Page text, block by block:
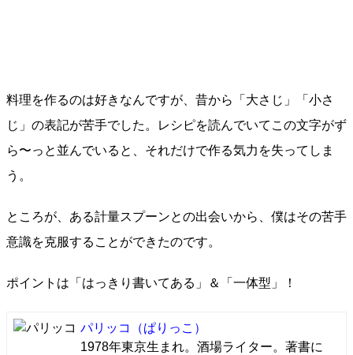
料理を作るのは好きなんですが、昔から「大さじ」「小さ
じ」の表記が苦手でした。レシピを読んでいてこの文字がず
ら〜っと並んでいると、それだけで作る気力を失ってしま
う。
ところが、ある計量スプーンとの出会いから、僕はその苦手
意識を克服することができたのです。
ポイントは「はっきり書いてある」＆「一体型」！
パリッコ
（ぱりっこ）
1978年東京生まれ。酒場ライター。著書に